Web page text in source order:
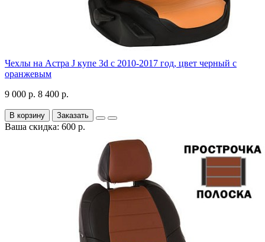
Чехлы на Астра J купе 3d с 2010-2017 год, цвет черный с
оранжевым
9 000 р. 8 400 р.
В корзину Заказать
Ваша скидка: 600 р.